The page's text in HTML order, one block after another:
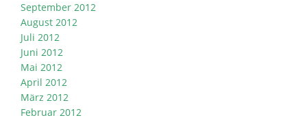
September 2012
August 2012
Juli 2012
Juni 2012
Mai 2012
April 2012
März 2012
Februar 2012